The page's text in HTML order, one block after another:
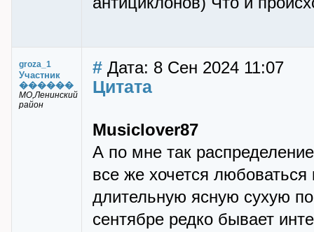
groza_1
Участник
������
МО,Ленинский
район
# Дата: 8 Сен 2024 11:07
Цитата
Musiclover87
А по мне так
все же хочется
длительную ясную сухую
сентябре редко бывает